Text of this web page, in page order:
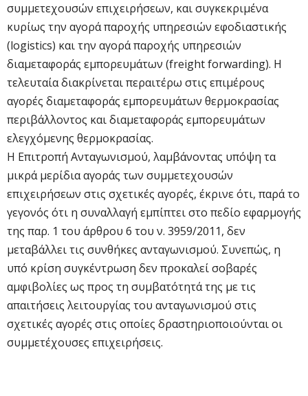
συμμετεχουσών επιχειρήσεων, και συγκεκριμένα
κυρίως την αγορά παροχής υπηρεσιών εφοδιαστικής
(logistics) και την αγορά παροχής υπηρεσιών
διαμεταφοράς εμπορευμάτων (freight forwarding). Η
τελευταία διακρίνεται περαιτέρω στις επιμέρους
αγορές διαμεταφοράς εμπορευμάτων θερμοκρασίας
περιβάλλοντος και διαμεταφοράς εμπορευμάτων
ελεγχόμενης θερμοκρασίας.
Η Επιτροπή Ανταγωνισμού, λαμβάνοντας υπόψη τα
μικρά μερίδια αγοράς των συμμετεχουσών
επιχειρήσεων στις σχετικές αγορές, έκρινε ότι, παρά το
γεγονός ότι η συναλλαγή εμπίπτει στο πεδίο εφαρμογής
της παρ. 1 του άρθρου 6 του ν. 3959/2011, δεν
μεταβάλλει τις συνθήκες ανταγωνισμού. Συνεπώς, η
υπό κρίση συγκέντρωση δεν προκαλεί σοβαρές
αμφιβολίες ως προς τη συμβατότητά της με τις
απαιτήσεις λειτουργίας του ανταγωνισμού στις
σχετικές αγορές στις οποίες δραστηριοποιούνται οι
συμμετέχουσες επιχειρήσεις.